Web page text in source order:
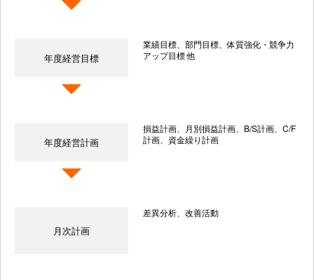
年度経営目標
業績目標、部門目標、体質強化・競争力
アップ目標 他
年度経営計画
損益計画、月別損益計画、B/S計画、C/F
計画、資金繰り計画
月次計画
差異分析、改善活動